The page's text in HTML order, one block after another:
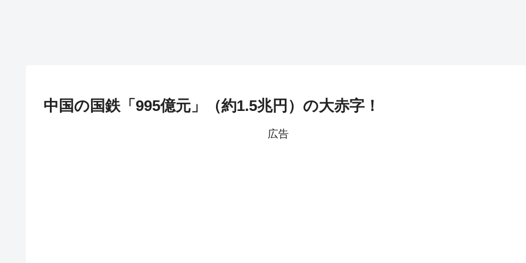
中国の国鉄「995億元」（約1.5兆円）の大赤字！
広告